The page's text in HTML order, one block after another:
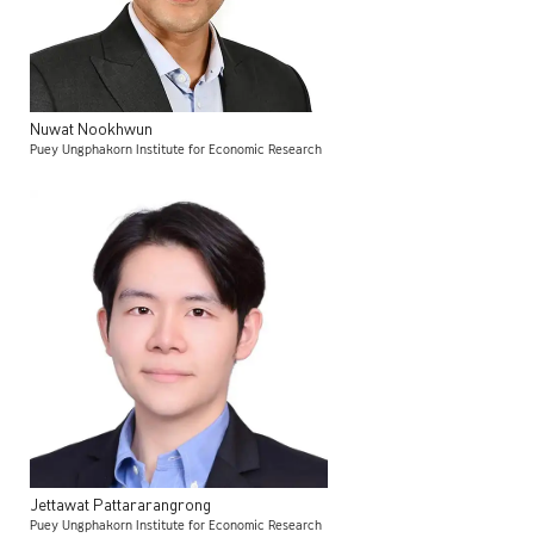
Nuwat Nookhwun
Puey Ungphakorn Institute for Economic Research
Jettawat Pattararangrong
Puey Ungphakorn Institute for Economic Research